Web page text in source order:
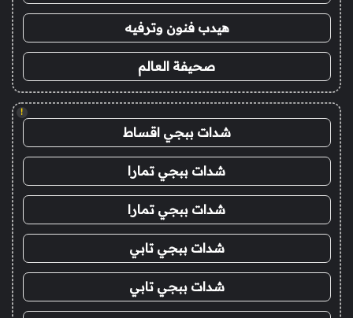
هيدب فنون وترفيه
صحيفة العالم
!
شدات ببجي اقساط
شدات ببجي تمارا
شدات ببجي تمارا
شدات ببجي تابي
شدات ببجي تابي